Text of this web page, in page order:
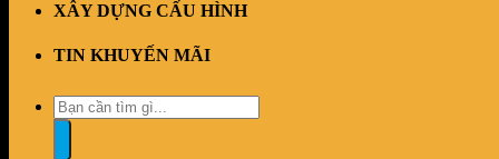
XÂY DỰNG CẤU HÌNH
TIN KHUYẾN MÃI
Tìm
kiếm: